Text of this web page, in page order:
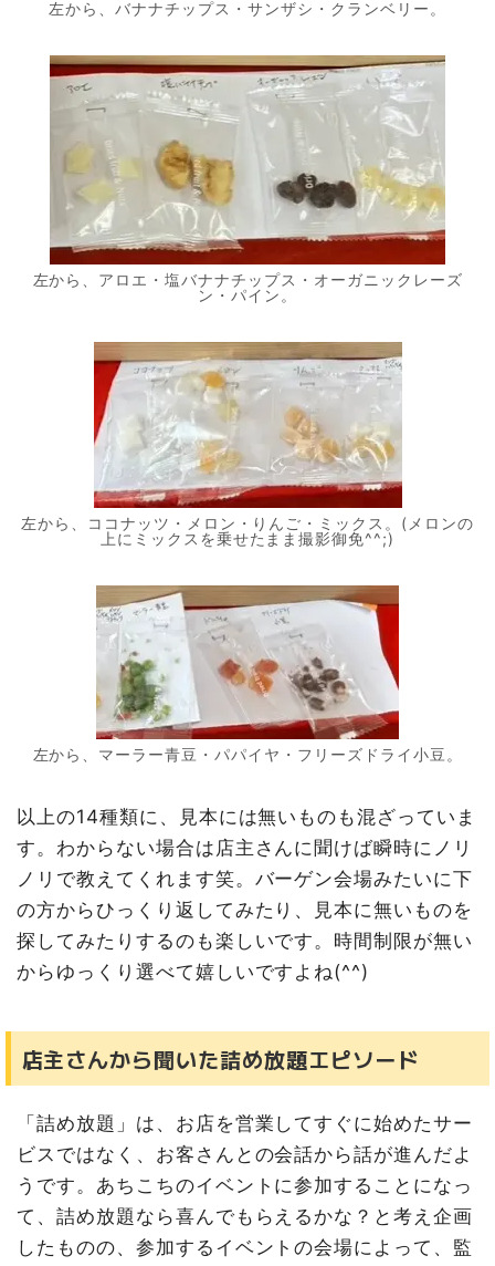
左から、バナナチップス・サンザシ・クランベリー。
左から、アロエ・塩バナナチップス・オーガニックレーズ
ン・パイン。
左から、ココナッツ・メロン・りんご・ミックス。(メロンの
上にミックスを乗せたまま撮影御免^^;)
左から、マーラー青豆・パパイヤ・フリーズドライ小豆。
以上の14種類に、見本には無いものも混ざっていま
す。わからない場合は店主さんに聞けば瞬時にノリ
ノリで教えてくれます笑。バーゲン会場みたいに下
の方からひっくり返してみたり、見本に無いものを
探してみたりするのも楽しいです。時間制限が無い
からゆっくり選べて嬉しいですよね(^^)
店主さんから聞いた詰め放題エピソード
「詰め放題」は、お店を営業してすぐに始めたサー
ビスではなく、お客さんとの会話から話が進んだよ
うです。あちこちのイベントに参加することになっ
て、詰め放題なら喜んでもらえるかな？と考え企画
したものの、参加するイベントの会場によって、監